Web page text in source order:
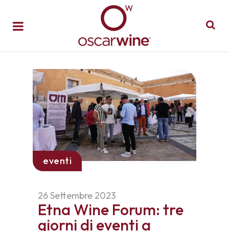
eventi
26 Settembre 2023
Etna Wine Forum: tre
giorni di eventi a